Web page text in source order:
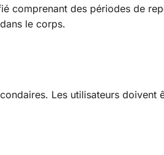
comprenant des périodes de
le corps.
Les utilisateurs doivent